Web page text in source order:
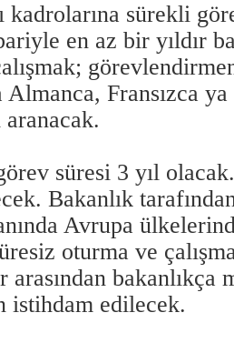
kadrolarına sürekli
en az bir yıldır
Fransızca
süresi 3 yıl
Bakanlık
Avrupa
oturma ve
arasından
istihdam edilecek.